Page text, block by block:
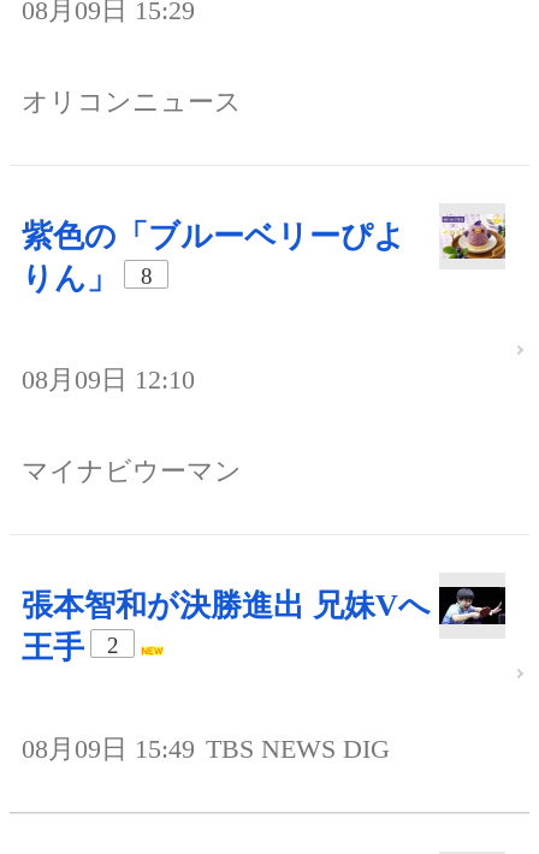
08月09日 15:29
オリコンニュース
紫色の「ブルーベリーぴよ
りん」
8
08月09日 12:10
マイナビウーマン
張本智和が決勝進出 兄妹Vへ
王手
2
08月09日 15:49 TBS NEWS DIG